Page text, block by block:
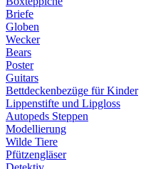
Briefe
Globen
Wecker
Bears
Poster
Guitars
Bettdeckenbezüge für Kinder
Lippenstifte und Lipgloss
Autopeds Steppen
Modellierung
Wilde Tiere
Pfützengläser